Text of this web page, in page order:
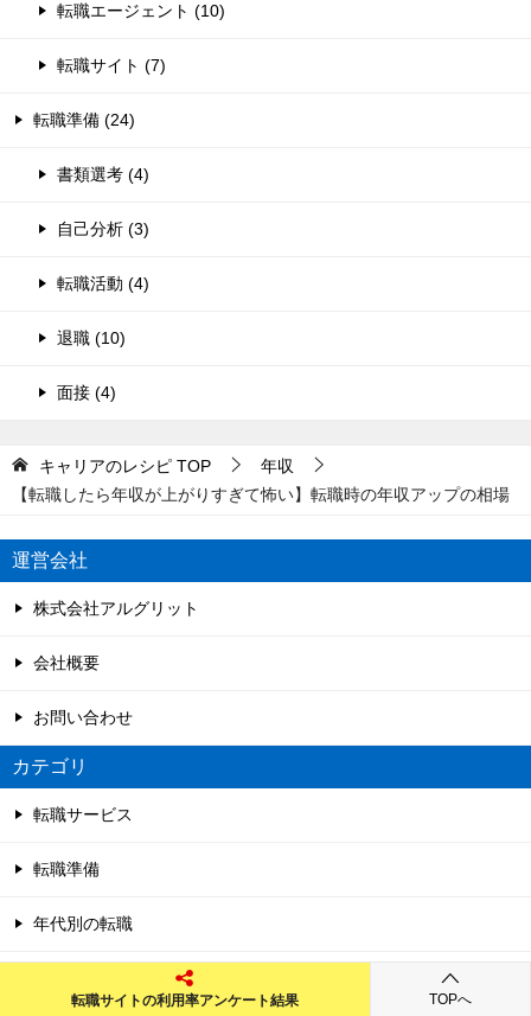
転職エージェント (10)
転職サイト (7)
転職準備 (24)
書類選考 (4)
自己分析 (3)
転職活動 (4)
退職 (10)
面接 (4)
キャリアのレシピ TOP
年収
【転職したら年収が上がりすぎて怖い】転職時の年収アップの相場
運営会社
株式会社アルグリット
会社概要
お問い合わせ
カテゴリ
転職サービス
転職準備
年代別の転職
転職サイトの利用率アンケート結果 TOPへ